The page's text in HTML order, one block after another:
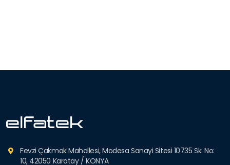
Fevzi Çakmak Mahallesi, Modesa Sanayi Sitesi 10735 Sk. No:
10, 42050 Karatay / KONYA